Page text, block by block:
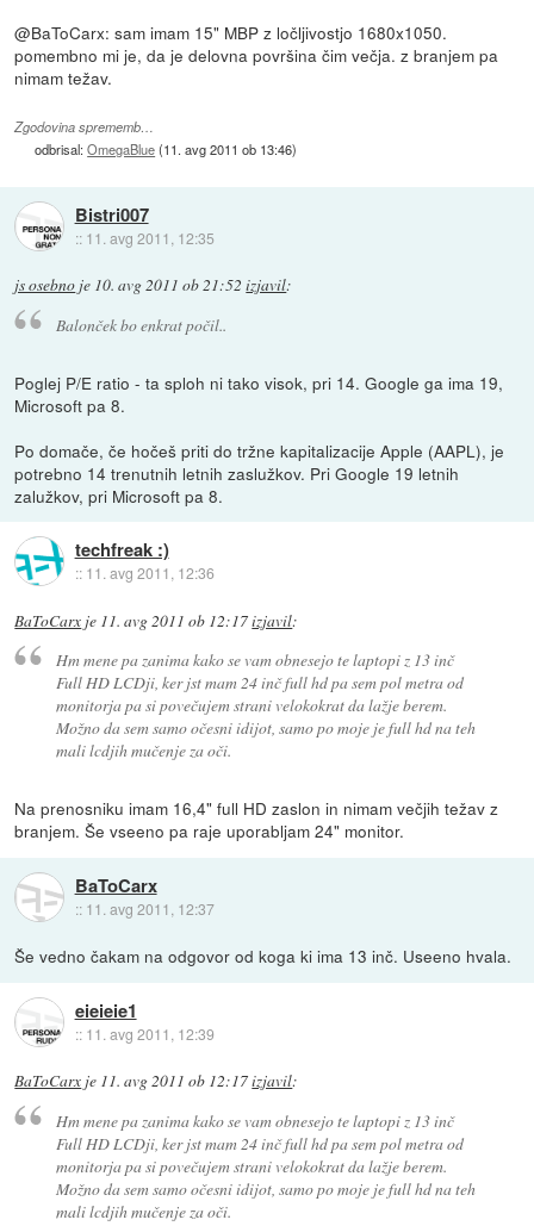
@BaToCarx: sam imam 15" MBP z ločljivostjo 1680x1050.
pomembno mi je, da je delovna površina čim večja. z branjem pa
nimam težav.
Zgodovina sprememb…
odbrisal:OmegaBlue(11. avg 2011 ob 13:46)
Bistri007
:: 11. avg 2011, 12:35
js osebno je 10. avg 2011 ob 21:52 izjavil:
Balonček bo enkrat počil..
Poglej P/E ratio - ta sploh ni tako visok, pri 14. Google ga ima 19,
Microsoft pa 8.
Po domače, če hočeš priti do tržne kapitalizacije Apple (AAPL), je
potrebno 14 trenutnih letnih zaslužkov. Pri Google 19 letnih
zalužkov, pri Microsoft pa 8.
techfreak :)
:: 11. avg 2011, 12:36
BaToCarx je 11. avg 2011 ob 12:17izjavil:
Hm mene pa zanima kako se vam obnesejo te laptopi z 13 inč
Full HD LCDji, ker jst mam 24 inč full hd pa sem pol metra od
monitorja pa si povečujem strani velokokrat da lažje berem.
Možno da sem samo očesni idijot, samo po moje je full hd na teh
mali lcdjih mučenje za oči.
Na prenosniku imam 16,4" full HD zaslon in nimam večjih težav z
branjem. Še vseeno pa raje uporabljam 24" monitor.
BaToCarx
:: 11. avg 2011, 12:37
Še vedno čakam na odgovor od koga ki ima 13 inč. Useeno hvala.
eieieie1
:: 11. avg 2011, 12:39
BaToCarx je 11. avg 2011 ob 12:17izjavil:
Hm mene pa zanima kako se vam obnesejo te laptopi z 13 inč
Full HD LCDji, ker jst mam 24 inč full hd pa sem pol metra od
monitorja pa si povečujem strani velokokrat da lažje berem.
Možno da sem samo očesni idijot, samo po moje je full hd na teh
mali lcdjih mučenje za oči.